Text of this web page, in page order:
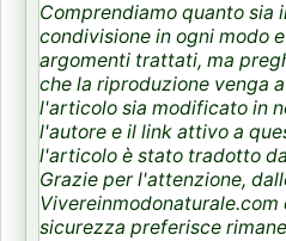
Comprendiamo quanto sia
condivisione in ogni modo
argomenti trattati, ma
che la riproduzione venga
l'articolo sia modificato in
l'autore e il link attivo a
l'articolo è stato tradotto
Grazie per l'attenzione,
sicurezza preferisce